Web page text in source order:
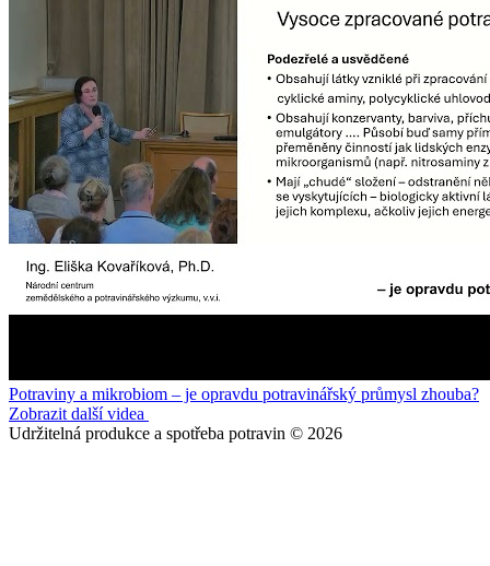
Potraviny a mikrobiom – je opravdu potravinářský průmysl zhouba?
Zobrazit další videa
Udržitelná produkce a spotřeba potravin © 2026